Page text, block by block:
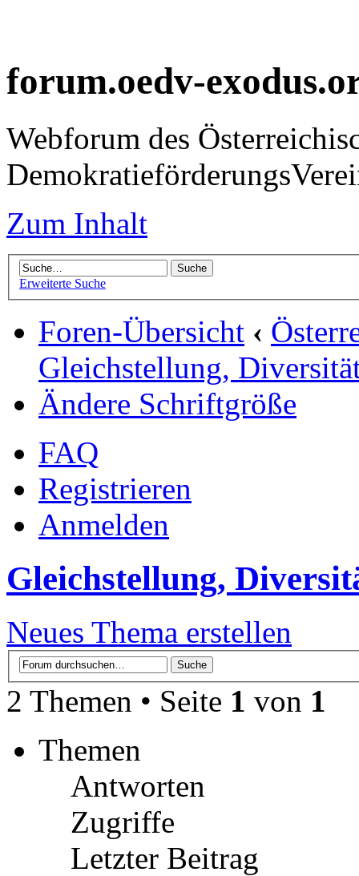
forum.oedv-
Webforum des
Zum Inhalt
Erweiterte Suche
Foren-Übersicht ‹
Gleichstellung,
Ändere Schriftgröße
FAQ
Registrieren
Anmelden
Gleichstellung,
Neues Thema erstellen
2 Themen • Seite 1 von 1
Themen
Antworten
Zugriffe
Letzter Beitrag